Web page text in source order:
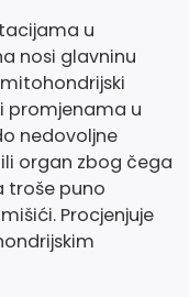
u
nosi glavninu
promjenama u
nedovoljne
organ zbog čega
troše puno
Procjenjuje